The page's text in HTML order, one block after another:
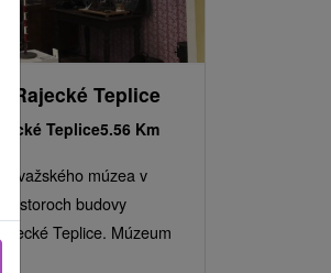
Rajecké Teplice
Teplice5.56 Km
múzea v
budovy
Teplice. Múzeum